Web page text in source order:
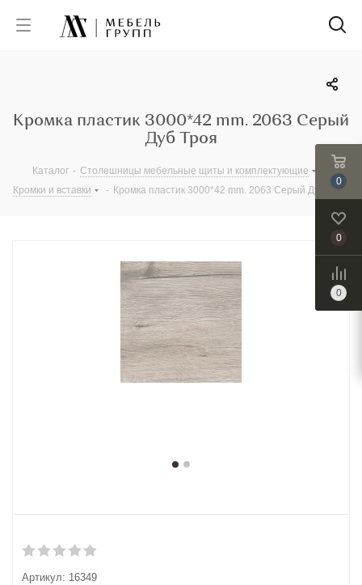
Кромка пластик 3000*42 mm. 2063 Серый
Дуб Троя
Каталог - Столешницы мебельные щиты и комплектующие
Кромки и вставки
- Кромка пластик 3000*42 mm. 2063 Серый Дуб Троя
Артикул: 16349
0
0
0